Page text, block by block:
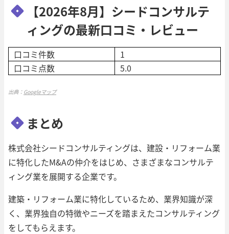
【2026年8月】シードコンサルテ
ィングの最新口コミ・レビュー
口コミ件数
1
口コミ点数
5.0
出典： Googleマップ
まとめ
株式会社シードコンサルティングは、建設・リフォーム業
に特化したM&Aの仲介をはじめ、さまざまなコンサルテ
ィング業を展開する企業です。
建築・リフォーム業に特化しているため、業界知識が深
く、業界独自の特徴やニーズを踏まえたコンサルティング
をしてもらえます。